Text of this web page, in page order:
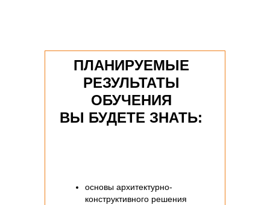
основы архитектурно-
конструктивного решения
ПЛАНИРУЕМЫЕ
РЕЗУЛЬТАТЫ
ОБУЧЕНИЯ
ВЫ БУДЕТЕ ЗНАТЬ: